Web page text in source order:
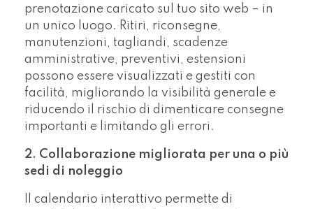
prenotazione caricato sul tuo sito web – in
un unico luogo. Ritiri, riconsegne,
manutenzioni, tagliandi, scadenze
amministrative, preventivi, estensioni
possono essere visualizzati e gestiti con
facilità, migliorando la visibilità generale e
riducendo il rischio di dimenticare consegne
importanti e limitando gli errori.
2. Collaborazione migliorata per una o più
sedi di noleggio
Il calendario interattivo permette di